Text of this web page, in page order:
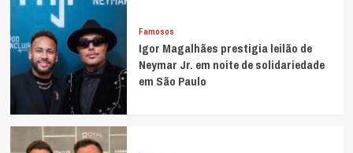
Famosos
Igor Magalhães prestigia leilão de
Neymar Jr. em noite de solidariedade
em São Paulo